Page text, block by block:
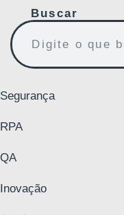
Buscar
Segurança
RPA
QA
Inovação